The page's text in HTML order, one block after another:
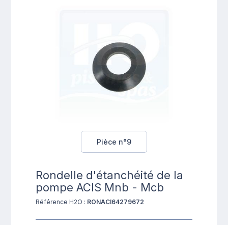
Pièce n°9
Rondelle d'étanchéité de la
pompe ACIS Mnb - Mcb
Référence H2O : RONACI64279672